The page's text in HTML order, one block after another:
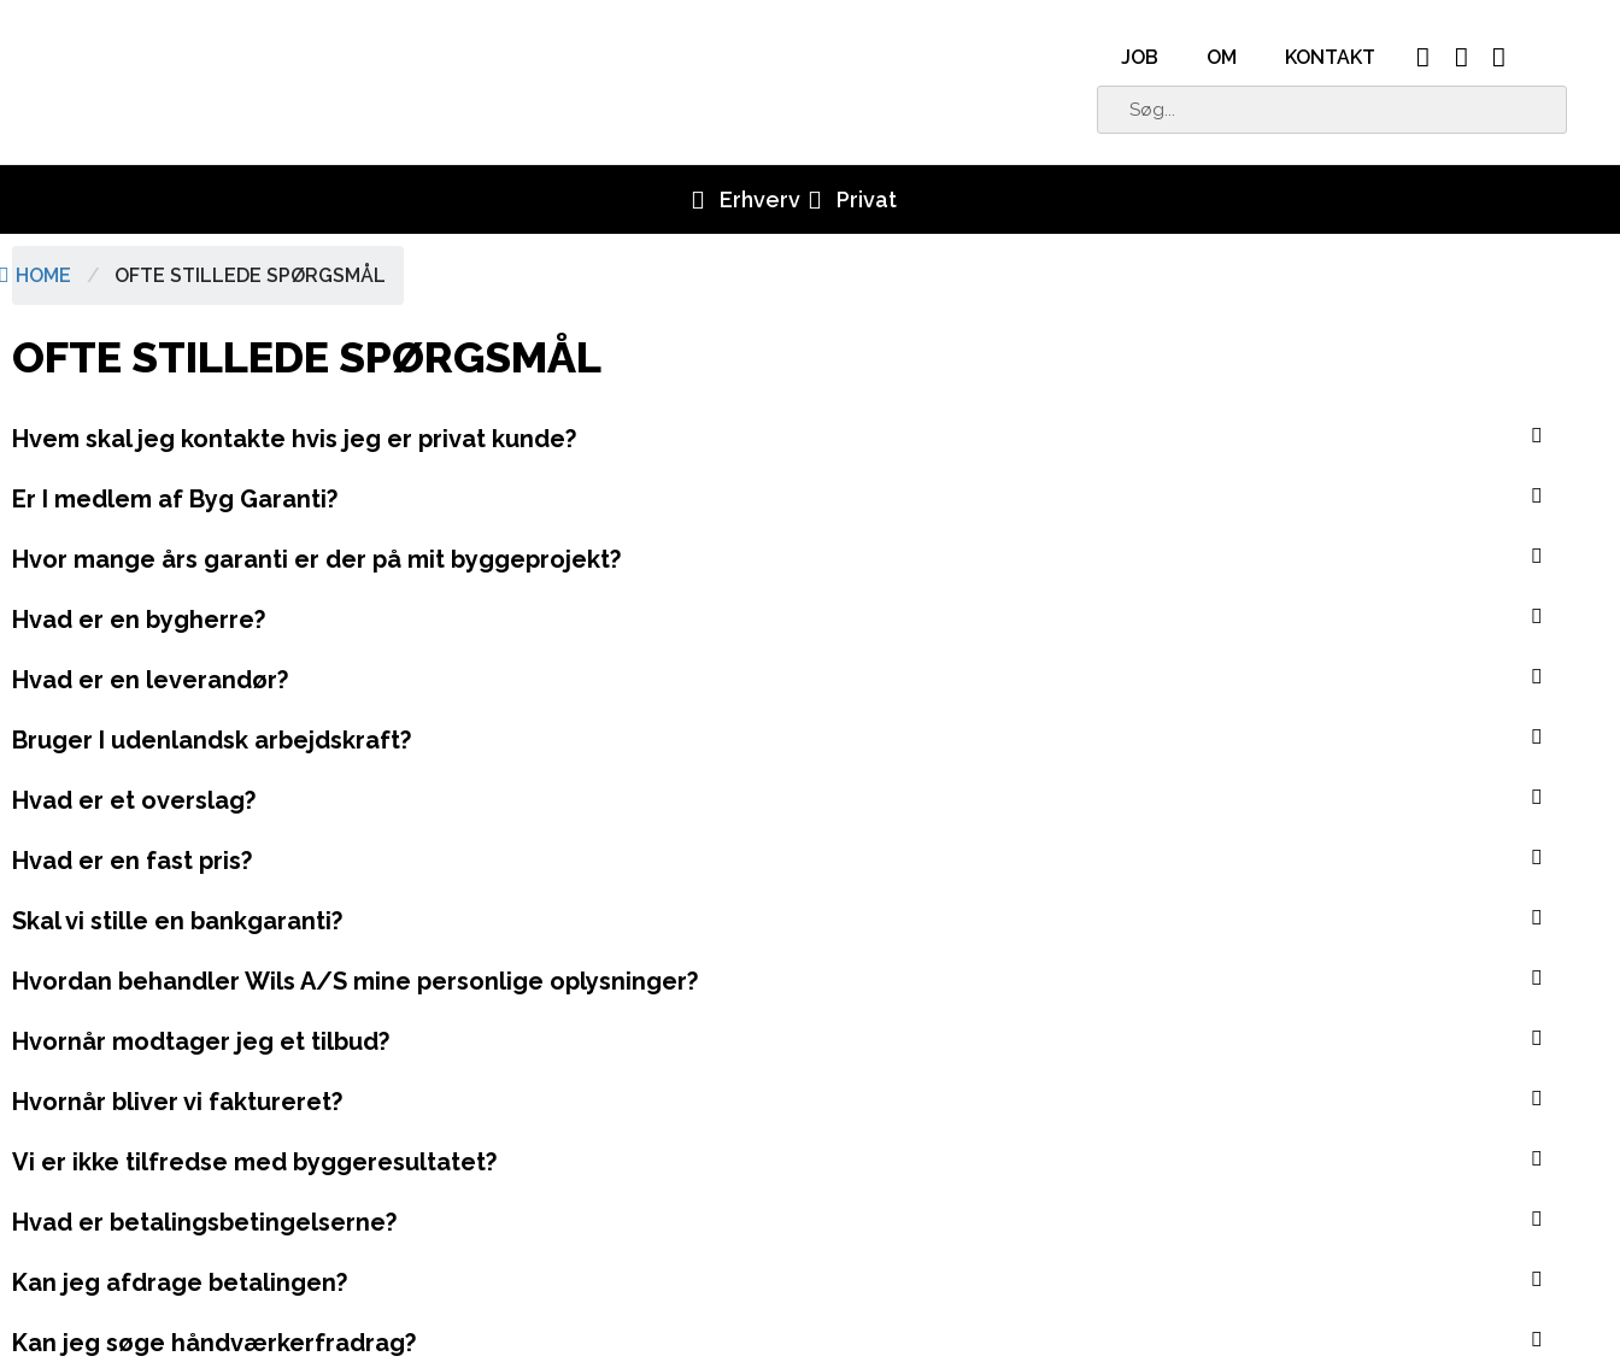
JOB OM KONTAKT
Erhverv Privat
HOME / OFTE STILLEDE SPØRGSMÅL
OFTE STILLEDE SPØRGSMÅL
Hvem skal jeg kontakte hvis jeg er privat kunde?
Er I medlem af Byg Garanti?
Hvor mange års garanti er der på mit byggeprojekt?
Hvad er en bygherre?
Hvad er en leverandør?
Bruger I udenlandsk arbejdskraft?
Hvad er et overslag?
Hvad er en fast pris?
Skal vi stille en bankgaranti?
Hvordan behandler Wils A/S mine personlige oplysninger?
Hvornår modtager jeg et tilbud?
Hvornår bliver vi faktureret?
Vi er ikke tilfredse med byggeresultatet?
Hvad er betalingsbetingelserne?
Kan jeg afdrage betalingen?
Kan jeg søge håndværkerfradrag?